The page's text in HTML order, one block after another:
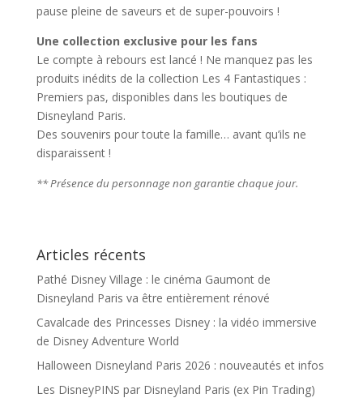
pause pleine de saveurs et de super-pouvoirs !
Une collection exclusive pour les fans
Le compte à rebours est lancé ! Ne manquez pas les
produits inédits de la collection Les 4 Fantastiques :
Premiers pas, disponibles dans les boutiques de
Disneyland Paris.
Des souvenirs pour toute la famille… avant qu’ils ne
disparaissent !
** Présence du personnage non garantie chaque jour.
Articles récents
Pathé Disney Village : le cinéma Gaumont de
Disneyland Paris va être entièrement rénové
Cavalcade des Princesses Disney : la vidéo immersive
de Disney Adventure World
Halloween Disneyland Paris 2026 : nouveautés et infos
Les DisneyPINS par Disneyland Paris (ex Pin Trading)